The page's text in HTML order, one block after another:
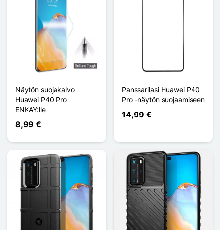
Näytön suojakalvo
Huawei P40 Pro
ENKAY:lle
8,99 €
Panssarilasi Huawei P40
Pro -näytön suojaamiseen
14,99 €